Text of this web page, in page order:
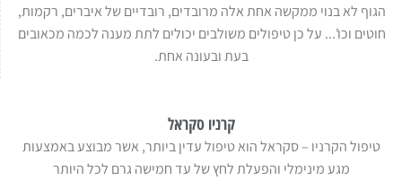
הגוף לא בנוי ממקשה אחת אלה מרובדים, רובדיים של איברים, רקמות,
חוטים וכו'... על כן טיפולים משולבים יכולים לתת מענה לכמה מכאובים
בעת ובעונה אחת.
קרניו סקראל
טיפול הקרניו – סקראל הוא טיפול עדין ביותר, אשר מבוצע באמצעות
מגע מינימלי והפעלת לחץ של עד חמישה גרם לכל היותר